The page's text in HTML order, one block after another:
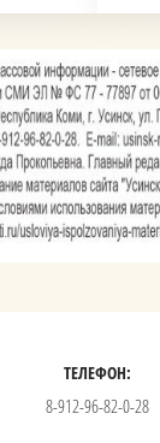
ТЕЛЕФОН:
8-912-96-82-0-28